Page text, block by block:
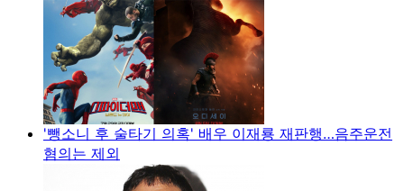
'뺑소니 후 술타기 의혹' 배우 이재룡 재판행…음주운전
혐의는 제외